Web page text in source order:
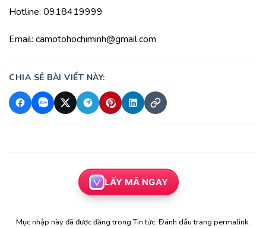
Hotline: 0918419999
Email: camotohochiminh@gmail.com
CHIA SẺ BÀI VIẾT NÀY:
LẤY MÃ NGAY
Mục nhập này đã được đăng trongTin tức. Đánh dấu trang permalink.